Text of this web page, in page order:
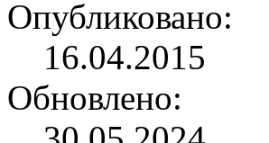
Опубликовано:
16.04.2015
Обновлено: